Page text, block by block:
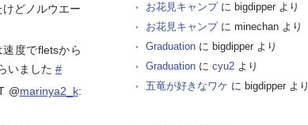
どノルウエー
度でfletsから
いました #
@marinya2_k:
お花見キャンプに bigdipperより
お花見キャンプに minechanより
Graduationに bigdipperより
Graduationに cyu2より
五竜が好きなワケ に bigdipperより